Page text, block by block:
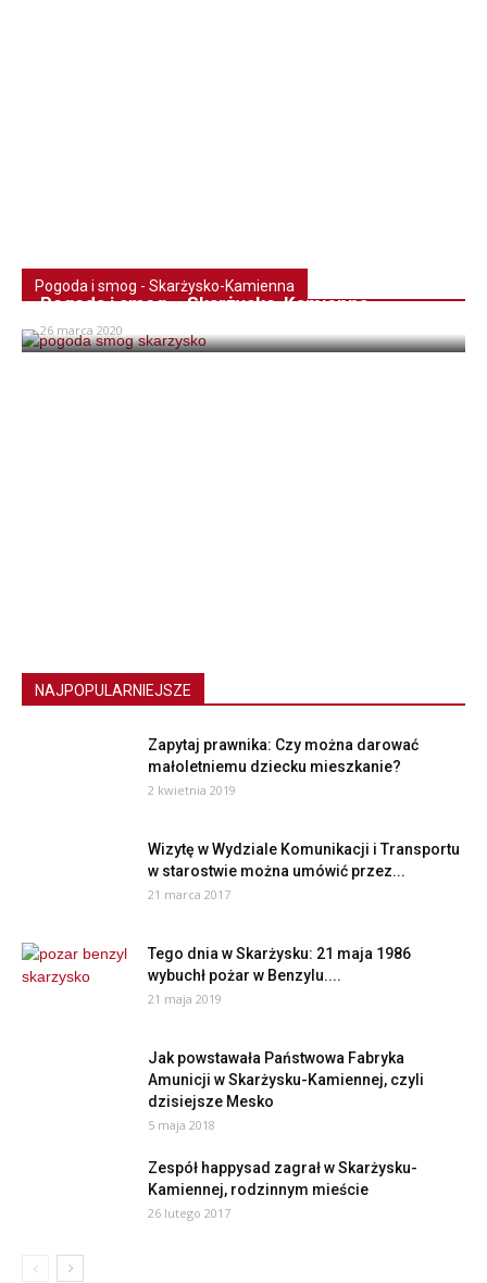
Pogoda i smog - Skarżysko-Kamienna
Pogoda i smog – Skarżysko-Kamienna
26 marca 2020
NAJPOPULARNIEJSZE
Zapytaj prawnika: Czy można darować
małoletniemu dziecku mieszkanie?
2 kwietnia 2019
Wizytę w Wydziale Komunikacji i Transportu
w starostwie można umówić przez...
21 marca 2017
Tego dnia w Skarżysku: 21 maja 1986
wybuchł pożar w Benzylu....
21 maja 2019
Jak powstawała Państwowa Fabryka
Amunicji w Skarżysku-Kamiennej, czyli
dzisiejsze Mesko
5 maja 2018
Zespół happysad zagrał w Skarżysku-
Kamiennej, rodzinnym mieście
26 lutego 2017